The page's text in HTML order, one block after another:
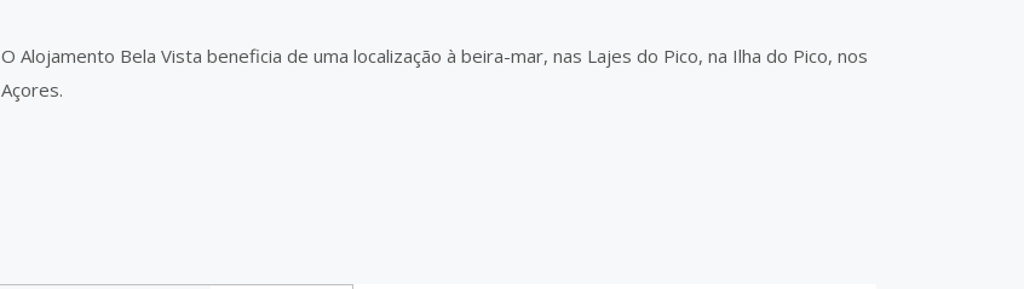
O Alojamento Bela Vista beneficia de uma localização à beira-mar, nas Lajes do Pico, na Ilha do Pico, nos
Açores.